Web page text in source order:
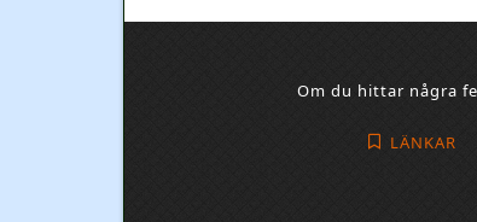
Om du hittar några
LÄNKAR